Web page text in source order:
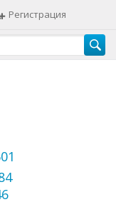
Регистрация